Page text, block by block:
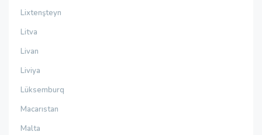
Lixtenşteyn
Litva
Livan
Liviya
Lüksemburq
Macarıstan
Malta